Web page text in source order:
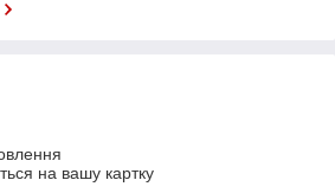
на вашу картку